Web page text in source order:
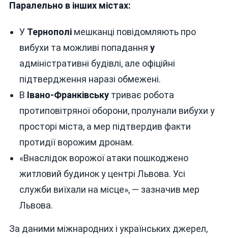
Паралельно в інших містах:
У Тернополімешканці повідомляють про
вибухи та можливі попадання у
адміністративні будівлі, але офіційні
підтвердження наразі обмежені.
В Івано‑Франківськутриває робота
протиповітряної оборони, пролунали вибухи у
просторі міста, а мер підтвердив факти
протидії ворожим дронам.
«Внаслідок ворожої атаки пошкоджено
житловий будинок у центрі Львова. Усі
служби виїхали на місце», — зазначив мер
Львова.
За даними міжнародних і українських джерел,